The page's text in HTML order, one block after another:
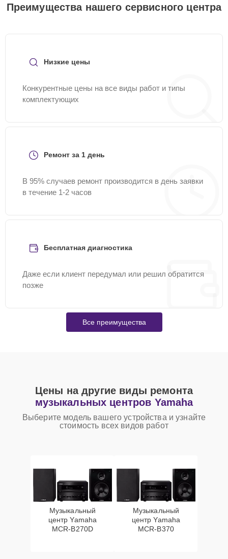
Преимущества нашего сервисного центра
Низкие цены
Конкурентные цены на все виды работ и типы
комплектующих
Ремонт за 1 день
В 95% случаев ремонт производится в день заявки
в течение 1-2 часов
Бесплатная диагностика
Даже если клиент передумал или решил обратится
позже
Все преимущества
Цены на другие виды ремонта
музыкальных центров Yamaha
Выберите модель вашего устройства и узнайте
стоимость всех видов работ
Музыкальный
центр Yamaha
MCR-B270D
Музыкальный
центр Yamaha
MCR-B370